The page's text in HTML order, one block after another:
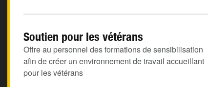
Soutien pour les vétérans
Offre au personnel des formations de sensibilisation
afin de créer un environnement de travail accueillant
pour les vétérans